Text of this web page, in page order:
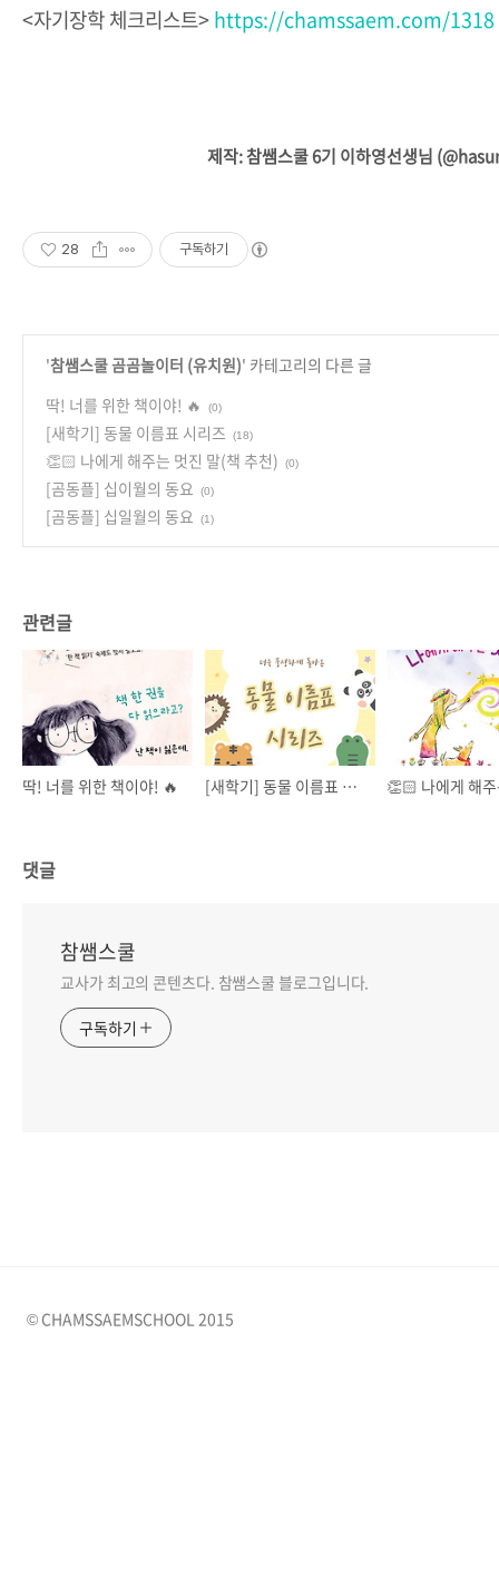
<자기장학 체크리스트>https://chamssaem.com/1318
제작: 참쌤스쿨 6기 이하영선생님
28 구독하기
'참쌤스쿨 곰곰놀이터 (유치원)' 카테고리의 다른 글
딱! 너를 위한 책이야! 🔥
(0)
[새학기] 동물 이름표 시리즈 (18)
👏🏻 나에게 해주는 멋진 말(책 추천) (0)
[곰동플] 십이월의 동요 (0)
[곰동플] 십일월의 동요 (1)
관련글
딱! 너를 위한 책이야! 🔥 [새학기] 동물 이름표 시리즈
댓글
참쌤스쿨
교사가 최고의 콘텐츠다. 참쌤스쿨 블로그입니다.
구독하기
© CHAMSSAEMSCHOOL 2015